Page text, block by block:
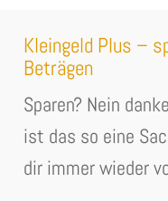
Kleingeld Plus –
Beträgen
Sparen? Nein
ist das so eine
dir immer wieder